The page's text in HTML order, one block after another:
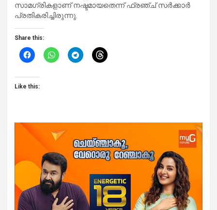
സാമഗ്രികളാണ് നഷ്ടമായതെന്ന് ഫ്രഞ്ച് സര്‍ക്കാര്‍
പ്രതികരിച്ചിരുന്നു.
Share this:
Like this: